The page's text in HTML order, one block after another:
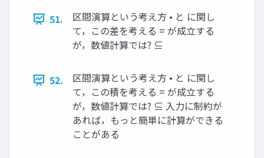
51.
区間演算という考え方 • と に関し
て，この差を考える = が成立する
が，数値計算では? ⊆
52.
区間演算という考え方 • と に関し
て，この積を考える = が成立する
が，数値計算では? ⊆ 入力に制約が
あれば，もっと簡単に計算ができる
ことがある